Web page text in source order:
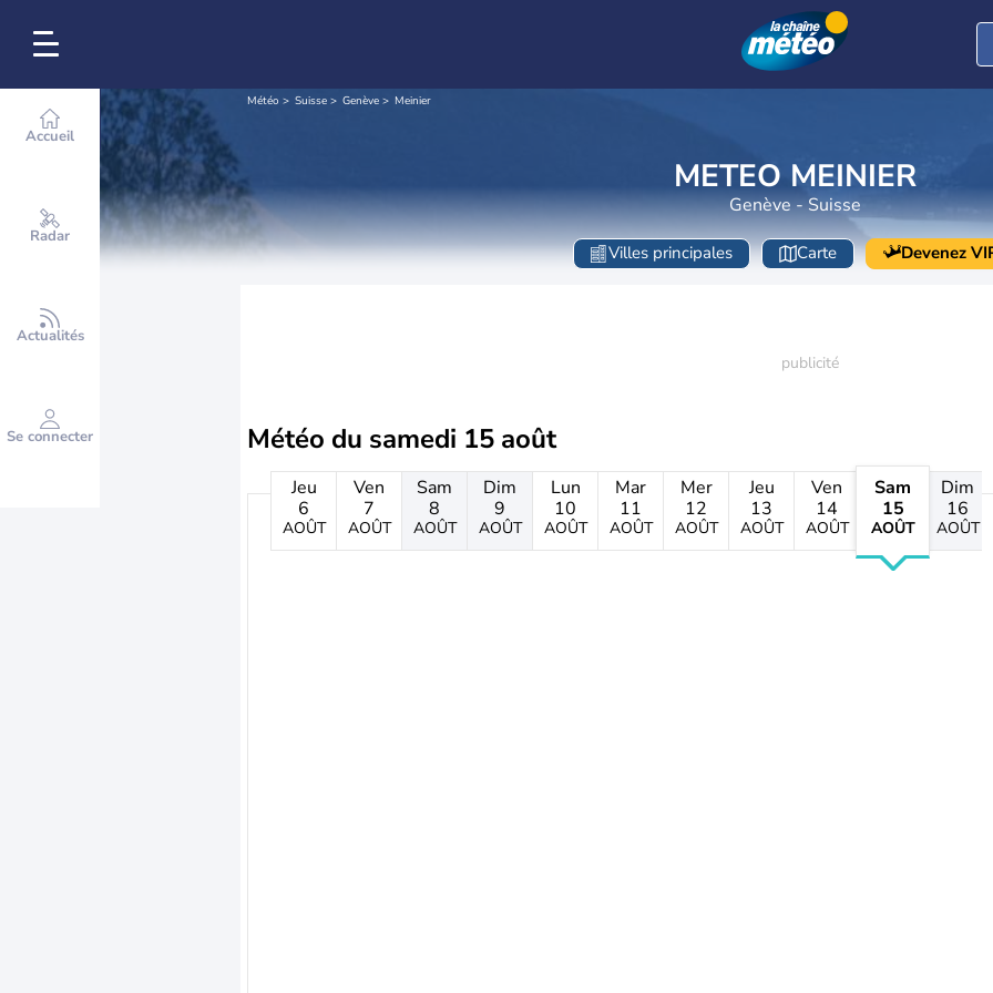
Accueil
Radar
Actualités
Se connecter
Météo Suisse Genève Meinier
METEO MEINIER
Genève - Suisse
Villes principales Carte Devenez
Météo du samedi 15 août
Jeu
6
AOÛT
Ven
7
AOÛT
Sam
8
AOÛT
Dim
9
AOÛT
Lun
10
AOÛT
Mar
11
AOÛT
Mer
12
AOÛT
Jeu
13
AOÛT
Ven
14
AOÛT
Sam
15
AOÛT
Dim
16
AOÛT